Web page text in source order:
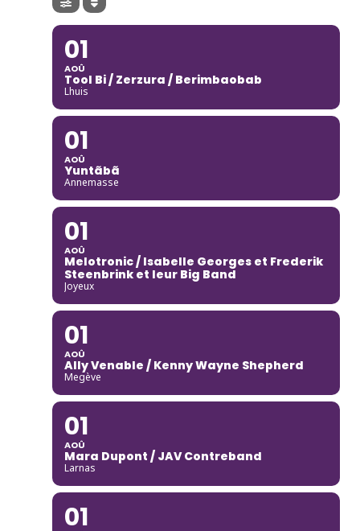
01
AOÛ
Tool Bi / Zerzura / Berimbaobab
Lhuis
01
AOÛ
Yuntãbã
Annemasse
01
AOÛ
Melotronic / Isabelle Georges et Frederik
Steenbrink et leur Big Band
Joyeux
01
AOÛ
Ally Venable / Kenny Wayne Shepherd
Megève
01
AOÛ
Mara Dupont / JAV Contreband
Larnas
01